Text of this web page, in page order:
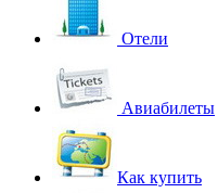
Отели
Авиабилеты
Как купить